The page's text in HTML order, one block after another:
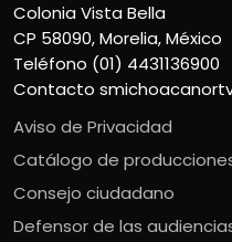
Colonia Vista Bella
CP 58090, Morelia, México
Teléfono (01) 4431136900
Contacto
Aviso de Privacidad
Catálogo de
Consejo ciudadano
Defensor de las